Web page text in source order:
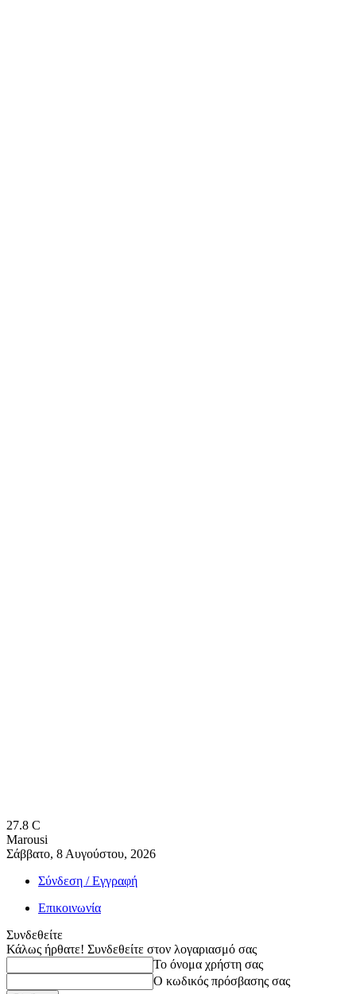
27.8 C
Marousi
Σάββατο, 8 Αυγούστου, 2026
Σύνδεση / Εγγραφή
Επικοινωνία
Συνδεθείτε
Κάλως ήρθατε! Συνδεθείτε στον λογαριασμό σας
Το όνομα χρήστη σας
Ο κωδικός πρόσβασης σας